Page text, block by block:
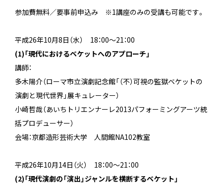
参加費無料／要事前申込み ※1講座のみの受講も可能です。
平成26年10月8日（水） 18：00～21：00
(1)「現代におけるベケットへのアプローチ」
講師：
多木陽介（ローマ市立演劇記念館「（不）可視の監獄――ベケットの
演劇と現代世界」展キュレーター）
小崎哲哉（あいちトリエンナーレ2013パフォーミングアーツ統
括プロデューサー）
会場：京都造形芸術大学 人間館NA102教室
平成26年10月14日（火） 18：00～21：00
(2)「現代演劇の「演出」――ジャンルを横断するベケット」